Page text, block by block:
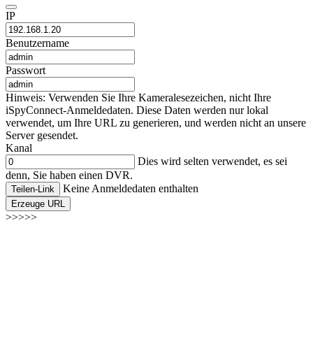
IP
Benutzername
Passwort
Hinweis: Verwenden Sie Ihre Kameralesezeichen, nicht Ihre
iSpyConnect-Anmeldedaten. Diese Daten werden nur lokal
verwendet, um Ihre URL zu generieren, und werden nicht an unsere
Server gesendet.
Kanal
Dies wird selten verwendet, es sei
denn, Sie haben einen DVR.
Teilen-Link Keine Anmeldedaten enthalten
Erzeuge URL
>>>>>